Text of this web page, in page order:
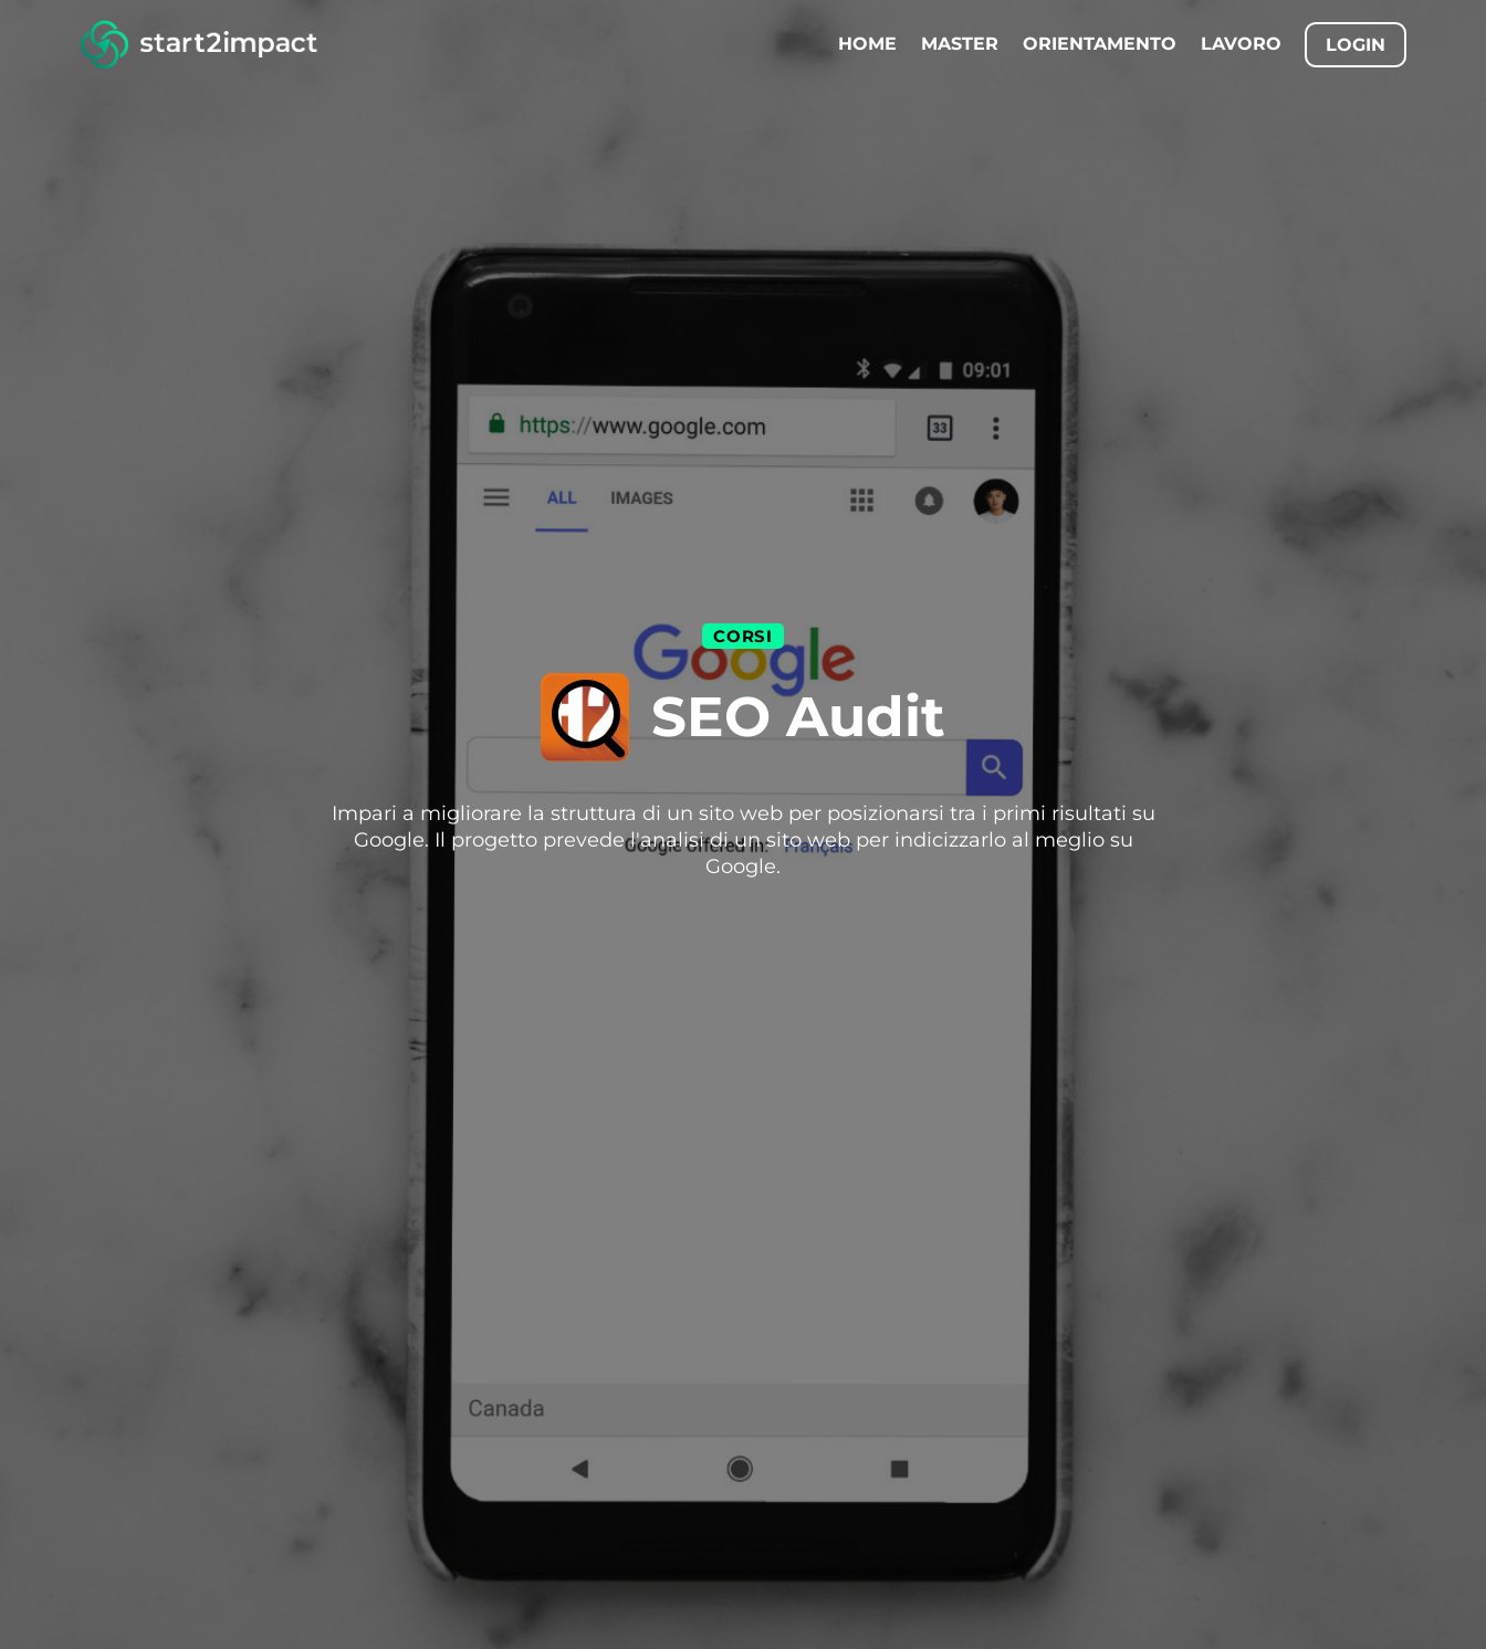
HOME MASTER ORIENTAMENTO LAVORO LOGIN
CORSI
SEO Audit
Impari a migliorare la struttura di un sito web per posizionarsi tra i primi risultati su
Google. Il progetto prevede l'analisi di un sito web per indicizzarlo al meglio su
Google.